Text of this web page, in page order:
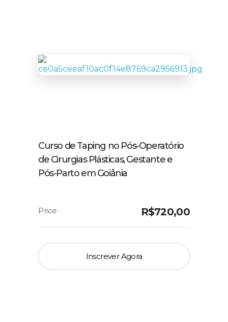
Curso de Taping no Pós-Operatório
de Cirurgias Plásticas, Gestante e
Pós-Parto em Goiânia
R$720,00
Inscrever Agora